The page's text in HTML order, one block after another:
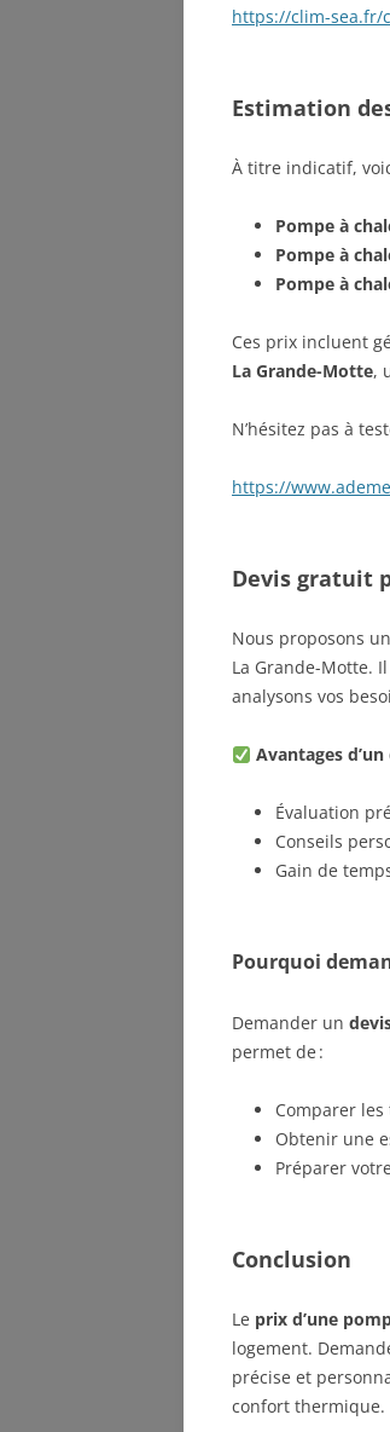
https://clim-sea.fr/
Estimation
À titre indicatif,
Pompe à
Pompe à
Pompe à
Ces prix incluent
La Grande-Motte,
N’hésitez pas à
https://
Devis gratuit
Nous proposons un
La Grande-Motte.
analysons vos
Avantages
Évaluation
Conseils
Gain de
Pourquoi
Demander un
permet de :
Comparer
Obtenir une
Préparer
Conclusion
Le prix d’une
logement.
précise et
confort thermique.